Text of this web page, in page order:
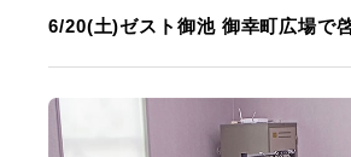
6/20(土)ゼスト御池 御幸町広場で